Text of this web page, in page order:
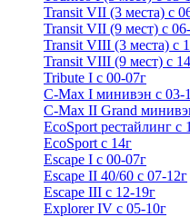
Transit VII (3 места) с
Transit VII (9 мест) с
Transit VIII (3 места) с
Transit VIII (9 мест) с
Tribute I c 00-07г
C-Max I минивэн с 03-
C-Max II Grand
EcoSport рестайлинг с
EcoSport с 14г
Escape I с 00-07г
Escape II 40/60 с 07-12г
Escape III с 12-19г
Explorer IV c 05-10г